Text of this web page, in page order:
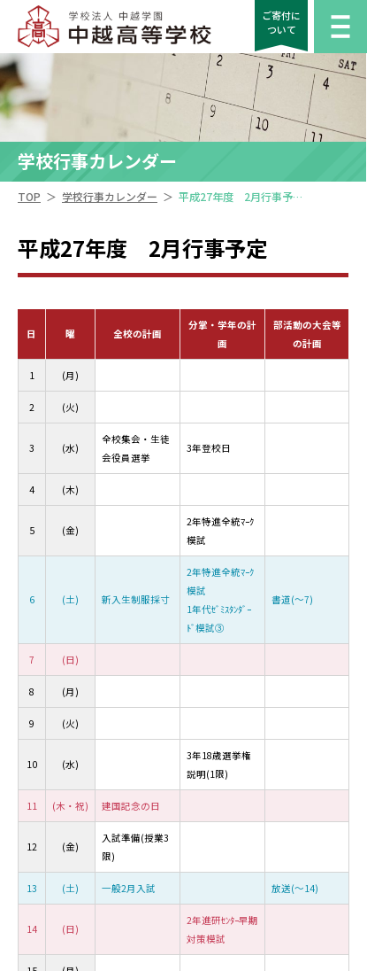
ご寄付に
ついて
学校行事カレンダー
TOP ＞ 学校行事カレンダー ＞ 平成27年度 2月行事予定
平成27年度 2月行事予定
日 曜 全校の計画
分掌・学年の計
画
部活動の大会等
の計画
1 (月)
2 (火)
3 (水)
全校集会・生徒
会役員選挙
3年登校日
4 (木)
5 (金)
2年特進全統ﾏｰｸ
模試
6 (土) 新入生制服採寸
2年特進全統ﾏｰｸ
模試
1年代ｾﾞﾐｽﾀﾝﾀﾞｰ
ﾄﾞ模試③
書道(～7)
7 (日)
8 (月)
9 (火)
10 (水)
3年18歳選挙権
説明(1限)
11 (木・祝) 建国記念の日
12 (金)
入試準備(授業3
限)
13 (土) 一般2月入試 放送(～14)
14 (日)
2年進研ｾﾝﾀｰ早期
対策模試